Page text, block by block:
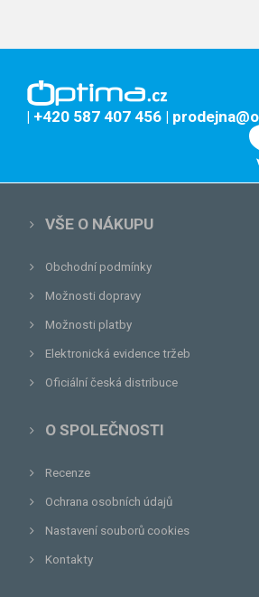
| +420 587 407 456 |
VŠE O NÁKUPU
Obchodní podmínky
Možnosti dopravy
Možnosti platby
Elektronická evidence tržeb
Oficiální česká distribuce
O SPOLEČNOSTI
Recenze
Ochrana osobních údajů
Nastavení souborů cookies
Kontakty